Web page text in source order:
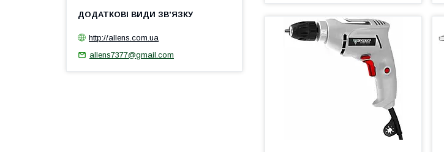
http://allens.com.ua
allens7377@gmail.com